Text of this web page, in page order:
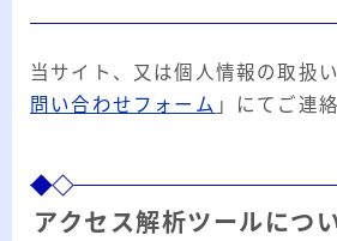
当サイト、又は個人情報の取扱
問い合わせフォーム 」にてご連
アクセス解析ツールにつ